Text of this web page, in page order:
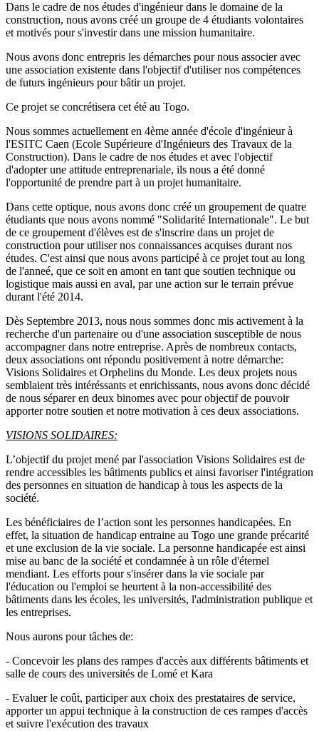
Dans le cadre de nos études d'ingénieur dans le domaine de la
construction, nous avons créé un groupe de 4 étudiants volontaires
et motivés pour s'investir dans une mission humanitaire.
Nous avons donc entrepris les démarches pour nous associer avec
une association existente dans l'objectif d'utiliser nos compétences
de futurs ingénieurs pour bâtir un projet.
Ce projet se concrétisera cet été au Togo.
Nous sommes actuellement en 4ème année d'école d'ingénieur à
l'ESITC Caen (Ecole Supérieure d'Ingénieurs des Travaux de la
Construction). Dans le cadre de nos études et avec l'objectif
d'adopter une attitude entreprenariale, ils nous a été donné
l'opportunité de prendre part à un projet humanitaire.
Dans cette optique, nous avons donc créé un groupement de quatre
étudiants que nous avons nommé "Solidarité Internationale". Le but
de ce groupement d'élèves est de s'inscrire dans un projet de
construction pour utiliser nos connaissances acquises durant nos
études. C'est ainsi que nous avons participé à ce projet tout au long
de l'anneé, que ce soit en amont en tant que soutien technique ou
logistique mais aussi en aval, par une action sur le terrain prévue
durant l'été 2014.
Dès Septembre 2013, nous nous sommes donc mis activement à la
recherche d'un partenaire ou d'une association susceptible de nous
accompagner dans notre entreprise. Après de nombreux contacts,
deux associations ont répondu positivement à notre démarche:
Visions Solidaires et Orphelins du Monde. Les deux projets nous
semblaient très intéréssants et enrichissants, nous avons donc décidé
de nous séparer en deux binomes avec pour objectif de pouvoir
apporter notre soutien et notre motivation à ces deux associations.
VISIONS SOLIDAIRES:
L’objectif du projet mené par l'association Visions Solidaires est de
rendre accessibles les bâtiments publics et ainsi favoriser l'intégration
des personnes en situation de handicap à tous les aspects de la
société.
Les bénéficiaires de l’action sont les personnes handicapées. En
effet, la situation de handicap entraine au Togo une grande précarité
et une exclusion de la vie sociale. La personne handicapée est ainsi
mise au banc de la société et condamnée à un rôle d'éternel
mendiant. Les efforts pour s'insérer dans la vie sociale par
l'éducation ou l'emploi se heurtent à la non-accessibilité des
bâtiments dans les écoles, les universités, l'administration publique et
les entreprises.
Nous aurons pour tâches de:
- Concevoir les plans des rampes d'accès aux différents bâtiments et
salle de cours des universités de Lomé et Kara
- Evaluer le coût, participer aux choix des prestataires de service,
apporter un appui technique à la construction de ces rampes d'accès
et suivre l'exécution des travaux